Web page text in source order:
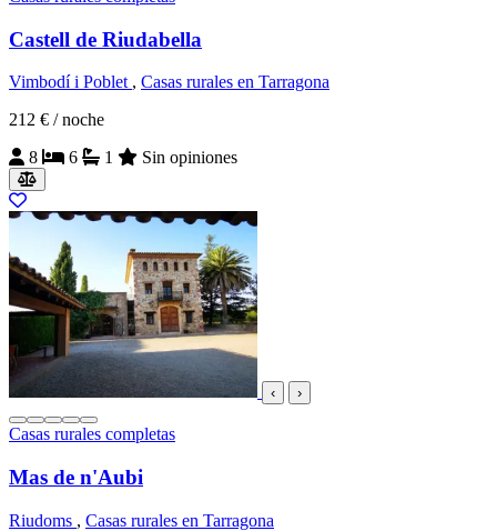
Castell de Riudabella
Vimbodí i Poblet , Casas rurales en Tarragona
212 € / noche
8
6 1 Sin opiniones
‹ ›
Casas rurales completas
Mas de n'Aubi
Riudoms , Casas rurales en Tarragona